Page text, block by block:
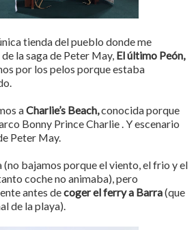
tienda del pueblo donde me
la saga de Peter May, El último Peón,
por los pelos porque estaba
aCharlie’s Beach,conocida porque
Bonny PrinceCharlie. Y escenario
Peter May.
(no bajamos porque el viento, el frio y el
coche no animaba), pero
antes decoger el ferry a Barra(que
de la playa).